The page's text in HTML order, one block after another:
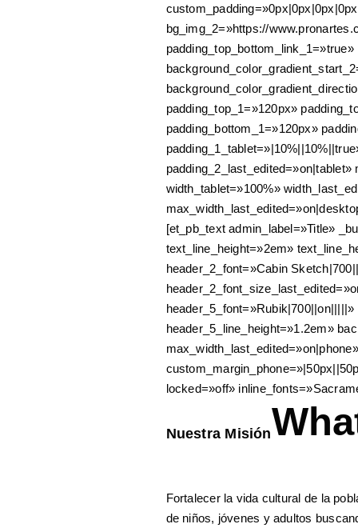
bg_img_2=»https://
padding_top_1=»120px»
padding_bottom_1=»120px»
width_tablet=»100%»
[et_pb_text admin_label=»Title»
text_line_height=»2em»
header_2_font=»Cabin
header_5_line_height=»1.2em»
locked=»off»
Nuestra Misión
Fortalecer la vida cultural de la
de niños, jóvenes y adultos